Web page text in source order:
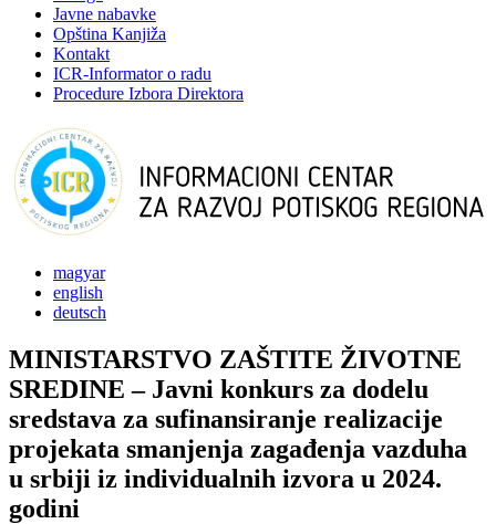
Javne nabavke
Opština Kanjiža
Kontakt
ICR-Informator o radu
Procedure Izbora Direktora
magyar
english
deutsch
MINISTARSTVO ZAŠTITE ŽIVOTNE
SREDINE – Javni konkurs za dodelu
sredstava za sufinansiranje realizacije
projekata smanjenja zagađenja vazduha
u srbiji iz individualnih izvora u 2024.
godini